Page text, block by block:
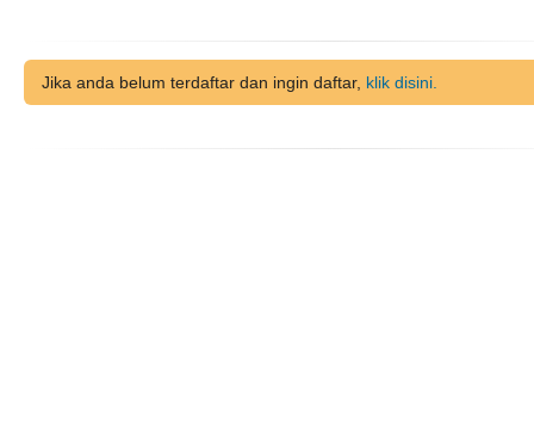
Jika anda belum terdaftar dan ingin daftar, klik disini.